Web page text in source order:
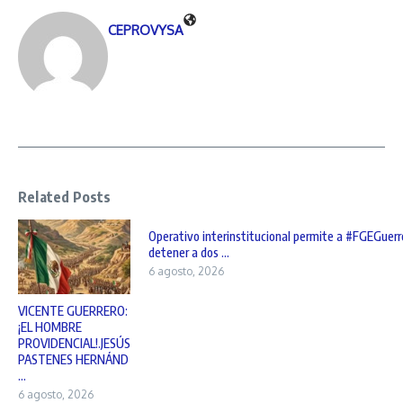
CEPROVYSA
Related Posts
VICENTE GUERRERO:
¡EL HOMBRE
PROVIDENCIAL!.JESÚS
PASTENES HERNÁND
...
6 agosto, 2026
Operativo interinstitucional permite a
detener a dos ...
6 agosto, 2026